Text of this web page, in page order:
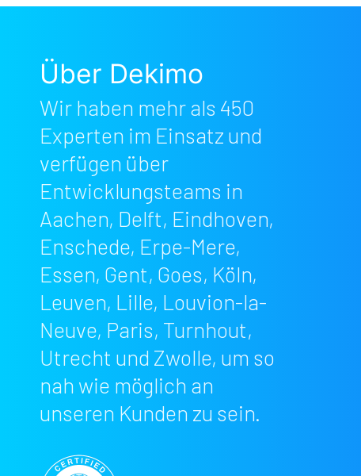
Über Dekimo
Wir haben mehr als 450
Experten im Einsatz und
verfügen über
Entwicklungsteams in
Aachen, Delft, Eindhoven,
Enschede, Erpe-Mere,
Essen, Gent, Goes, Köln,
Leuven, Lille, Louvion-la-
Neuve, Paris, Turnhout,
Utrecht und Zwolle, um so
nah wie möglich an
unseren Kunden zu sein.